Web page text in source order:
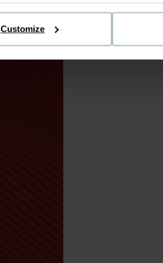
Customize